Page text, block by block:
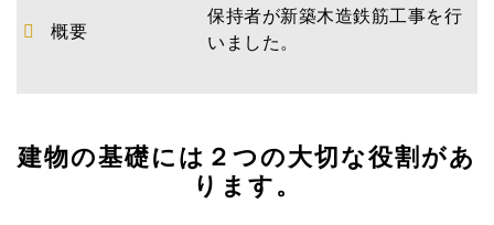
概要
保持者が新築木造鉄筋工事を行
いました。
建物の基礎には２つの大切な役割があ
ります。